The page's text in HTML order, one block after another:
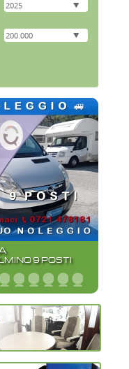
•••••
•••••
•••••
•••••
•••••
•••••
9 POSTI